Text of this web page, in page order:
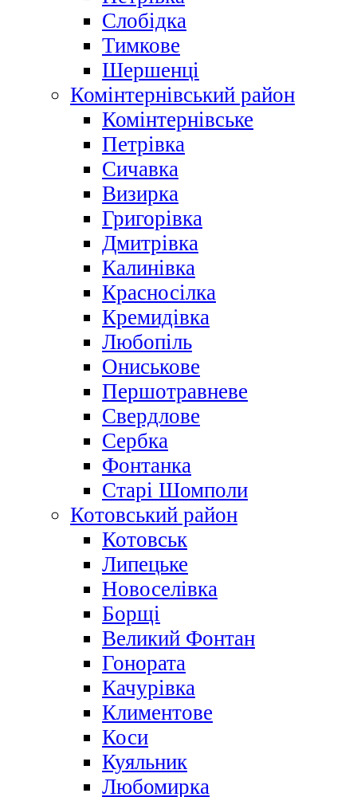
Слобідка
Тимкове
Шершенці
Комінтернівський район
Комінтернівське
Петрівка
Сичавка
Визирка
Григорівка
Дмитрівка
Калинівка
Красносілка
Кремидівка
Любопіль
Ониськове
Першотравневе
Свердлове
Сербка
Фонтанка
Старі Шомполи
Котовський район
Котовськ
Липецьке
Новоселівка
Борщі
Великий Фонтан
Гонората
Качурівка
Климентове
Коси
Куяльник
Любомирка